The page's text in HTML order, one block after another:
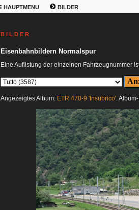
HAUPTMENU BILDER
B I L D E R
Eisenbahnbildern Normalspur
Eine Auflistung der einzelnen Fahrzeugnummer
Angezeigtes Album: ETR 470-9 'Insubrico'.